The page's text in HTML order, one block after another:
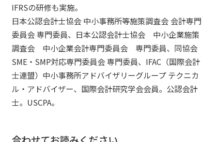
IFRSの研修も実施。
日本公認会計士協会 中小事務所等施策調査会 会計専門
委員会 専門委員、日本公認会計士協会 中小企業施策
調査会 中小企業会計専門委員会 専門委員、同協会
SME・SMP対応専門委員会 専門委員、IFAC（国際会計
士連盟） 中小事務所アドバイザリーグループ テクニカ
ル・アドバイザー、国際会計研究学会会員。公認会計
士。 USCPA。